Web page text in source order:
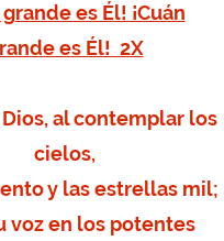
grande es Él! ¡Cuán
es Él! 2X
al contemplar los
cielos,
y las estrellas mil;
voz en los potentes